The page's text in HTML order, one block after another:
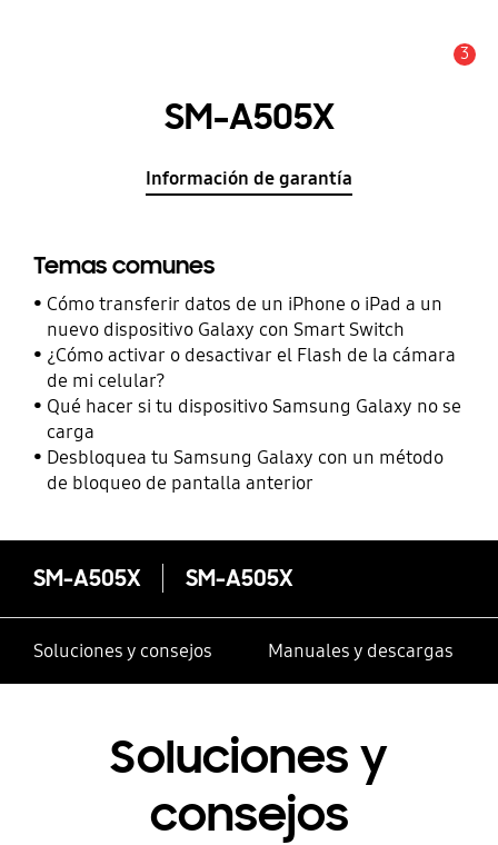
3
SM-A505X
Información de garantía
Temas comunes
Cómo transferir datos de un iPhone o iPad a un
nuevo dispositivo Galaxy con Smart Switch
¿Cómo activar o desactivar el Flash de la cámara
de mi celular?
Qué hacer si tu dispositivo Samsung Galaxy no se
carga
Desbloquea tu Samsung Galaxy con un método
de bloqueo de pantalla anterior
SM-A505X SM-A505X
Soluciones y consejos Manuales y descargas
Soluciones y
consejos